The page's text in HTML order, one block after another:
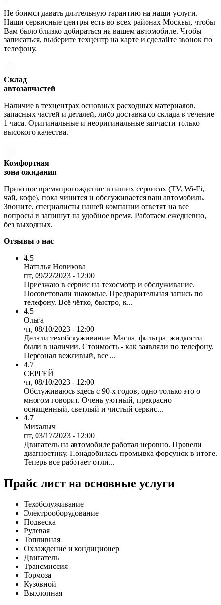
Не боимся давать длительную гарантию на наши услуги.
Наши сервисные центры есть во всех районах Москвы, чтобы
Вам было близко добираться на вашем автомобиле. Чтобы
записаться, выберите техцентр на карте и сделайте звонок по
телефону.
Склад
автозапчастей
Наличие в техцентрах основных расходных материалов,
запасных частей и деталей, либо доставка со склада в течение
1 часа. Оригинальные и неоригинальные запчасти только
высокого качества.
Комфортная
зона ожидания
Приятное времяпровождение в наших сервисах (TV, Wi-Fi,
чай, кофе), пока чинится и обслуживается ваш автомобиль.
Звоните, специалисты нашей компании ответят на все
вопросы и запишут на удобное время. Работаем ежедневно,
без выходных.
Отзывы о нас
4.5
Наталья Новикова
пт, 09/22/2023 - 12:00
Приезжаю в сервис на техосмотр и обслуживание.
Посоветовали знакомые. Предварительная запись по
телефону. Всё чётко, быстро, к...
4.5
Ольга
чт, 08/10/2023 - 12:00
Делали техобслуживание. Масла, фильтра, жидкости
были в наличии. Стоимость - как заявляли по телефону.
Персонал вежливый, все ...
4.7
СЕРГЕЙ
чт, 08/10/2023 - 12:00
Обслуживаюсь здесь с 90-х годов, одно только это о
многом говорит. Очень уютный, прекрасно
оснащенный, светлый и чистый сервис...
4.7
Михалыч
пт, 03/17/2023 - 12:00
Двигатель на автомобиле работал неровно. Провели
диагностику. Понадобилась промывка форсунок в итоге.
Теперь все работает отли...
Прайс лист на основные услуги
Техобслуживание
Электрооборудование
Подвеска
Рулевая
Топливная
Охлаждение и кондиционер
Двигатель
Трансмиссия
Тормоза
Кузовной
Выхлопная